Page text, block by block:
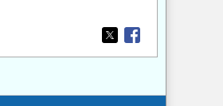
Opens in a new
Opens in a new